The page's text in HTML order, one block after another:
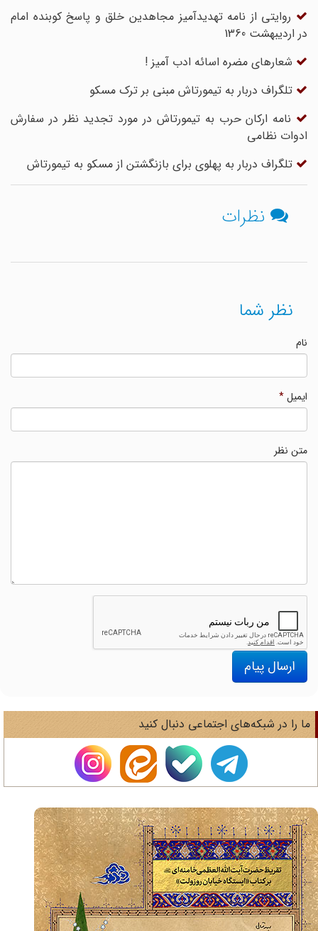
روایتی از نامه تهدیدآمیز مجاهدین خلق و پاسخ کوبنده امام
در اردیبهشت 1360
شعارهاى مضره اسائه ادب‏ آمیز !
تلگراف دربار به تیمورتاش مبنی بر ترک مسکو
نامه ارکان حرب به تیمورتاش در مورد تجدید نظر در سفارش
ادوات نظامی
تلگراف دربار به پهلوی برای بازنگشتن از مسکو به تیمورتاش
نظرات
نظر شما
ایمیل*
متن نظر
ارسال پیام
را در شبکه‌های اجتماعی دنبال کنید